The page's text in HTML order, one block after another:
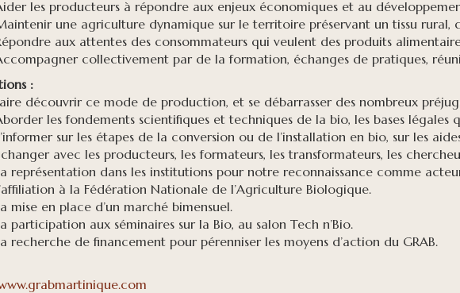
les producteurs à répondre aux enjeux économiques et au
une agriculture dynamique sur le territoire préservant un tissu rural,
aux attentes des consommateurs qui veulent des produits
collectivement par de la formation, échanges de pratiques,
:
découvrir ce mode de production, et se débarrasser des nombreux
les fondements scientifiques et techniques de la bio, les bases légales
sur les étapes de la conversion ou de l’installation en bio, sur les
avec les producteurs, les formateurs, les transformateurs, les
représentation dans les institutions pour notre reconnaissance comme
à la Fédération Nationale de l’Agriculture Biologique.
mise en place d’un marché bimensuel.
participation aux séminaires sur la Bio, au salon Tech n’Bio.
recherche de financement pour pérenniser les moyens d’action du GRAB.